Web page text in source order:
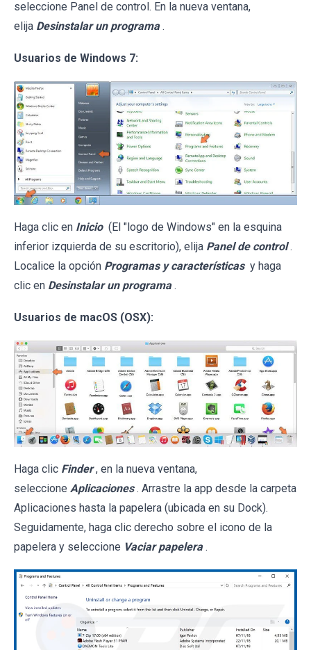
seleccione Panel de control. En la nueva ventana,
elija Desinstalar un programa .
Usuarios de Windows 7:
Haga clic en Inicio (El "logo de Windows" en la esquina
inferior izquierda de su escritorio), elija Panel de control .
Localice la opción Programas y características y haga
clic en Desinstalar un programa .
Usuarios de macOS (OSX):
Haga clic Finder , en la nueva ventana,
seleccione Aplicaciones . Arrastre la app desde la carpeta
Aplicaciones hasta la papelera (ubicada en su Dock).
Seguidamente, haga clic derecho sobre el icono de la
papelera y seleccione Vaciar papelera .